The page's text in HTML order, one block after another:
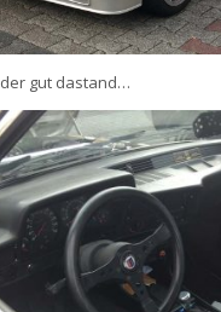
gut dastand…